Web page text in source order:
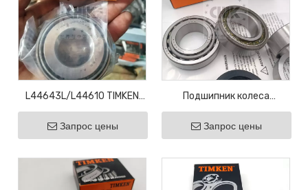
L44643L/L44610 TIMKEN
конические роликовые
подшипники l44643
Запрос цены
Подшипник колеса
конического роликового
подшипника 50KW01/3720
Запрос цены